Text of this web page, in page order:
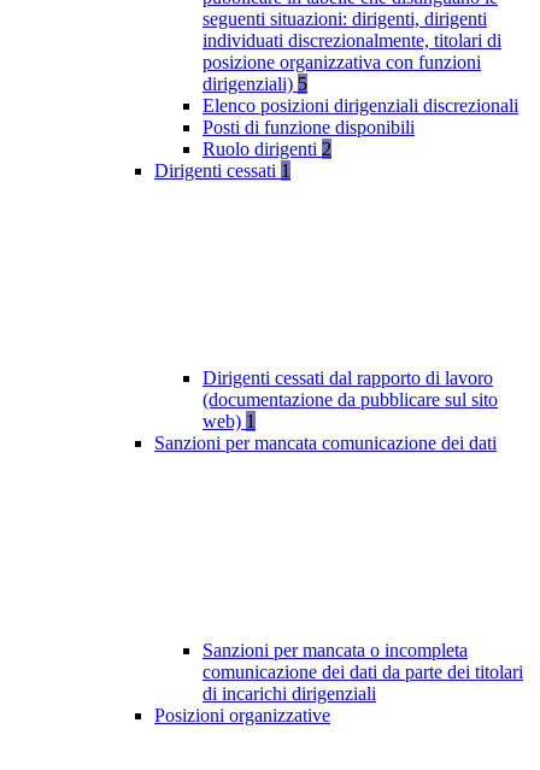
seguenti situazioni: dirigenti, dirigenti
individuati discrezionalmente, titolari di
posizione organizzativa con funzioni
dirigenziali) 5
Elenco posizioni dirigenziali discrezionali
Posti di funzione disponibili
Ruolo dirigenti 2
Dirigenti cessati 1
Dirigenti cessati dal rapporto di lavoro
(documentazione da pubblicare sul sito
web) 1
Sanzioni per mancata comunicazione dei dati
Sanzioni per mancata o incompleta
comunicazione dei dati da parte dei titolari
di incarichi dirigenziali
Posizioni organizzative